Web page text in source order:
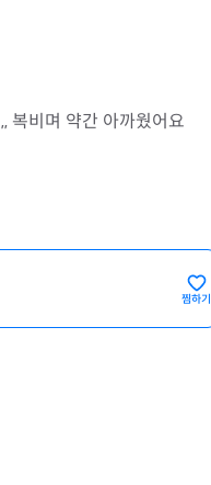
복비며 약간 아까웠어요
찜하기